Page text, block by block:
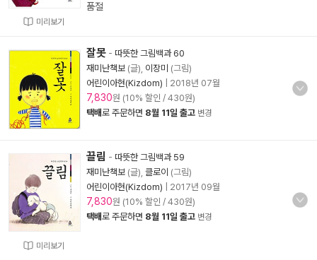
미리보기
품절
잘못 - 따뜻한 그림백과 60
재미난책보 (글), 이장미 (그림)
어린이아현(Kizdom)
2018년 07월
7,830원 (10% 할인 / 430원)
택배로 주문하면 8월 11일 출고 변경
미리보기
끌림 - 따뜻한 그림백과 59
재미난책보 (글), 클로이 (그림)
어린이아현(Kizdom)
2017년 09월
7,830원 (10% 할인 / 430원)
택배로 주문하면 8월 11일 출고 변경